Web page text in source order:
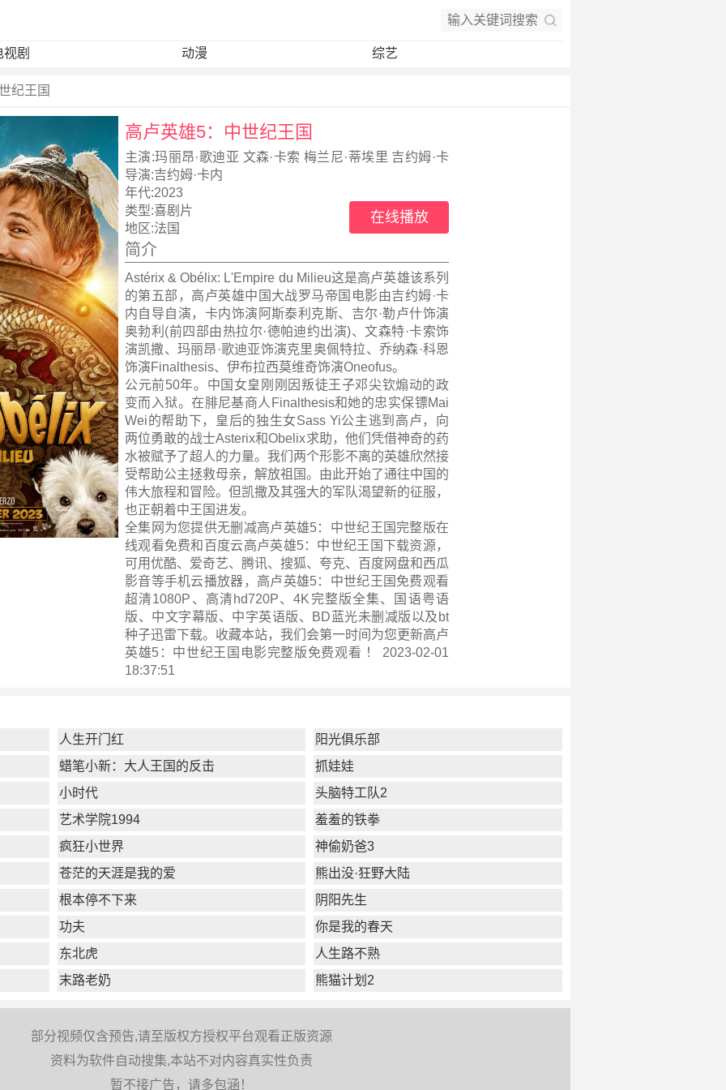
视剧 动漫 综艺
纪王国
高卢英雄5：中世纪王国
主演:玛丽昂·歌迪亚 文森·卡索 梅兰尼·蒂埃里 吉约姆·卡
内
导演:吉约姆·卡内
年代:2023
类型:喜剧片
地区:法国
在线播放
简介
Astérix & Obélix: L'Empire du Milieu这是高卢英雄该系列
的第五部，高卢英雄中国大战罗马帝国电影由吉约姆·卡
内自导自演，卡内饰演阿斯泰利克斯、吉尔·勒卢什饰演
奥勃利(前四部由热拉尔·德帕迪约出演)、文森特·卡索饰
演凯撒、玛丽昂·歌迪亚饰演克里奥佩特拉、乔纳森·科恩
饰演Finalthesis、伊布拉西莫维奇饰演Oneofus。
公元前50年。中国女皇刚刚因叛徒王子邓尖钦煽动的政
变而入狱。在腓尼基商人Finalthesis和她的忠实保镖Mai
Wei的帮助下，皇后的独生女Sass Yi公主逃到高卢，向
两位勇敢的战士Asterix和Obelix求助，他们凭借神奇的药
水被赋予了超人的力量。我们两个形影不离的英雄欣然接
受帮助公主拯救母亲，解放祖国。由此开始了通往中国的
伟大旅程和冒险。但凯撒及其强大的军队渴望新的征服，
也正朝着中王国进发。
全集网为您提供无删减高卢英雄5：中世纪王国完整版在
线观看免费和百度云高卢英雄5：中世纪王国下载资源，
可用优酷、爱奇艺、腾讯、搜狐、夸克、百度网盘和西瓜
影音等手机云播放器，高卢英雄5：中世纪王国免费观看
超清1080P、高清hd720P、4K完整版全集、国语粤语
版、中文字幕版、中字英语版、BD蓝光未删减版以及bt
种子迅雷下载。收藏本站，我们会第一时间为您更新高卢
英雄5：中世纪王国电影完整版免费观看 ！ 2023-02-01
18:37:51
人生开门红
阳光俱乐部
蜡笔小新：大人王国的反击
抓娃娃
小时代
头脑特工队2
艺术学院1994
羞羞的铁拳
疯狂小世界
神偷奶爸3
苍茫的天涯是我的爱
熊出没·狂野大陆
根本停不下来
阴阳先生
功夫
你是我的春天
东北虎
人生路不熟
末路老奶
熊猫计划2
部分视频仅含预告,请至版权方授权平台观看正版资源
资料为软件自动搜集,本站不对内容真实性负责
暂不接广告，请多包涵！